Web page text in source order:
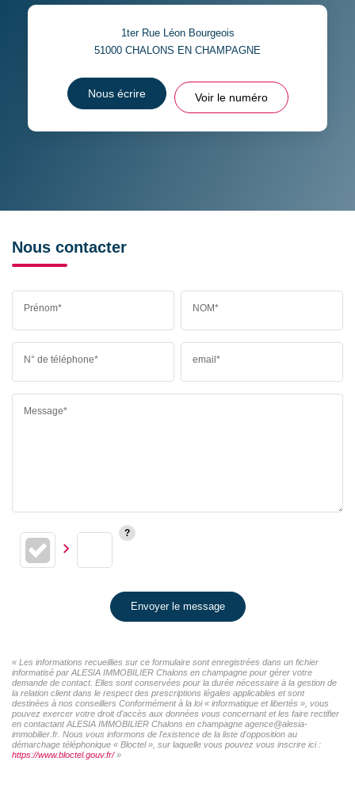
1ter Rue Léon Bourgeois
51000 CHALONS EN CHAMPAGNE
Nous écrire Voir le numéro
Nous contacter
Prénom* NOM*
N° de téléphone* email*
Message*
Envoyer le message
« Les informations recueillies sur ce formulaire sont enregistrées dans un fichier
informatisé par ALESIA IMMOBILIER Chalons en champagne pour gérer votre
demande de contact. Elles sont conservées pour la durée nécessaire à la gestion de
la relation client dans le respect des prescriptions légales applicables et sont
destinées à nos conseillers Conformément à la loi « informatique et libertés », vous
pouvez exercer votre droit d'accès aux données vous concernant et les faire rectifier
en contactant ALESIA IMMOBILIER Chalons en champagne agence@alesia-
immobilier.fr. Nous vous informons de l'existence de la liste d'opposition au
démarchage téléphonique « Bloctel », sur laquelle vous pouvez vous inscrire ici :
https://www.bloctel.gouv.fr/»